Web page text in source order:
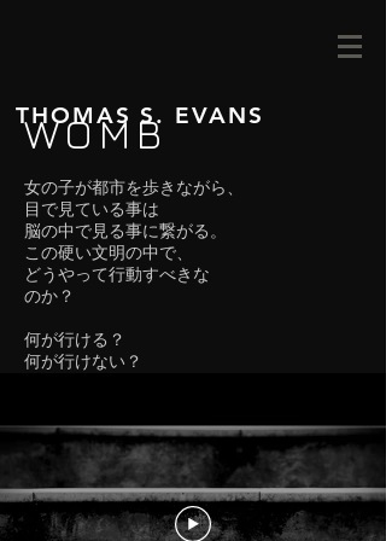
THOMAS S. EVANS
WOMB
女の子が都市を歩きながら、
目で見ている事は
脳の中で見る事に繋がる。
この硬い文明の中で、
どうやって行動すべきな
のか？
何が行ける？
​何が行けない？